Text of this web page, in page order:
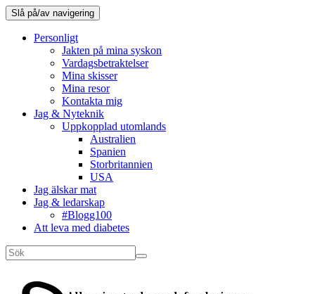
Slå på/av navigering
Personligt
Jakten på mina syskon
Vardagsbetraktelser
Mina skisser
Mina resor
Kontakta mig
Jag & Nyteknik
Uppkopplad utomlands
Australien
Spanien
Storbritannien
USA
Jag älskar mat
Jag & ledarskap
#Blogg100
Att leva med diabetes